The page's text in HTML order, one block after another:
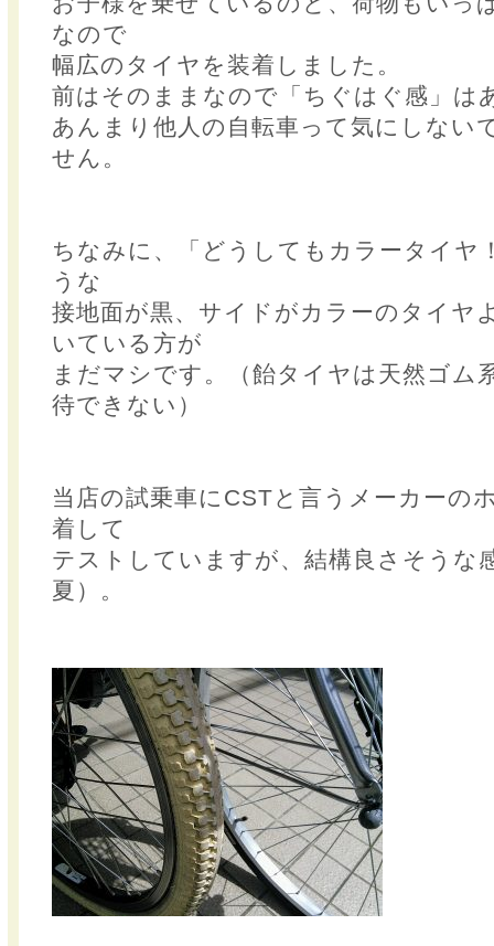
なので
幅広のタイヤを装着しました。
前はそのままなので「ちぐはぐ感」は
あんまり他人の自転車って気にしない
せん。
ちなみに、「どうしてもカラータイヤ
うな
接地面が黒、サイドがカラーのタイヤ
いている方が
まだマシです。（飴タイヤは天然ゴム
待できない）
当店の試乗車にCSTと言うメーカーの
着して
テストしていますが、結構良さそうな
夏）。